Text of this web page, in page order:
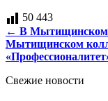
50 443
Навигация
по
← В Мытищинском
Мытищинском
Свежие новости